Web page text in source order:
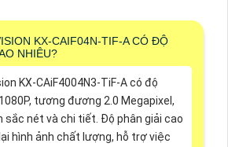
KX-CAIF04N-TIF-A CÓ ĐỘ
NHIÊU?
KX-CAiF4004N3-TiF-A có độ
tương đương 2.0 Megapixel,
sắc nét và chi tiết. Độ phân giải cao
hình ảnh chất lượng, hỗ trợ việc